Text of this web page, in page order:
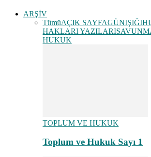
ARŞİV
TümüAÇIK SAYFAGÜNIŞIĞI
HAKLARI YAZILARI
HUKUK
TOPLUM VE HUKUK
Toplum ve Hukuk Sayı 1